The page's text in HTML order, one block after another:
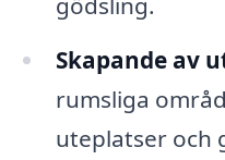
Skapande av
rumsliga
uteplatser och